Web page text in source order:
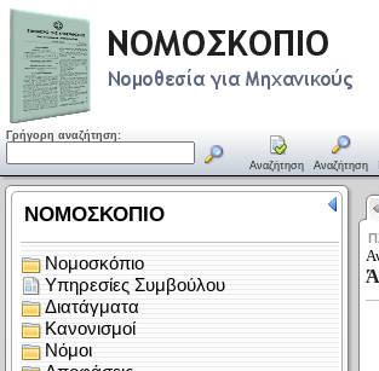
Γρήγορη αναζήτηση:
Αναζήτηση Αναζήτηση